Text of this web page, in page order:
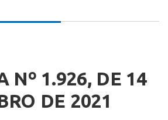
Nº 1.926, DE 14
DE 2021